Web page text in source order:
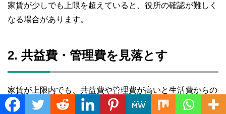
家賃が少しでも上限を超えていると、役所の確認が難しく
なる場合があります。
2. 共益費・管理費を見落とす
家賃が上限内でも、共益費や管理費が高いと生活費からの
負担が大きくなります。
Translate »